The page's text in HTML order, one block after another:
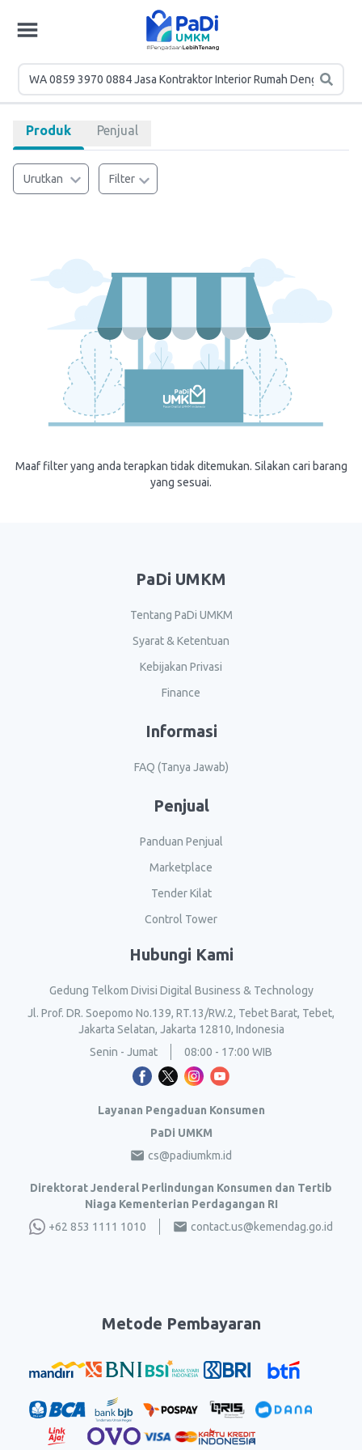
Produk Penjual
Urutkan Filter
Maaf filter yang anda terapkan tidak ditemukan. Silakan cari barang
yang sesuai.
PaDi UMKM
Tentang PaDi UMKM
Syarat & Ketentuan
Kebijakan Privasi
Finance
Informasi
FAQ (Tanya Jawab)
Penjual
Panduan Penjual
Marketplace
Tender Kilat
Control Tower
Hubungi Kami
Gedung Telkom Divisi Digital Business & Technology
Jl. Prof. DR. Soepomo No.139, RT.13/RW.2, Tebet Barat, Tebet,
Jakarta Selatan, Jakarta 12810, Indonesia
Senin - Jumat
08:00 - 17:00 WIB
Layanan Pengaduan Konsumen
PaDi UMKM
cs@padiumkm.id
Direktorat Jenderal Perlindungan Konsumen dan Tertib
Niaga Kementerian Perdagangan RI
+62 853 1111 1010
contact.us@kemendag.go.id
Metode Pembayaran